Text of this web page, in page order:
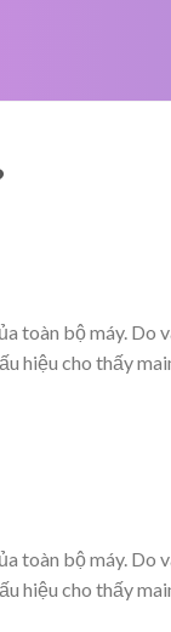
toàn bộ máy. Do
hiệu cho thấy
toàn bộ máy. Do
hiệu cho thấy